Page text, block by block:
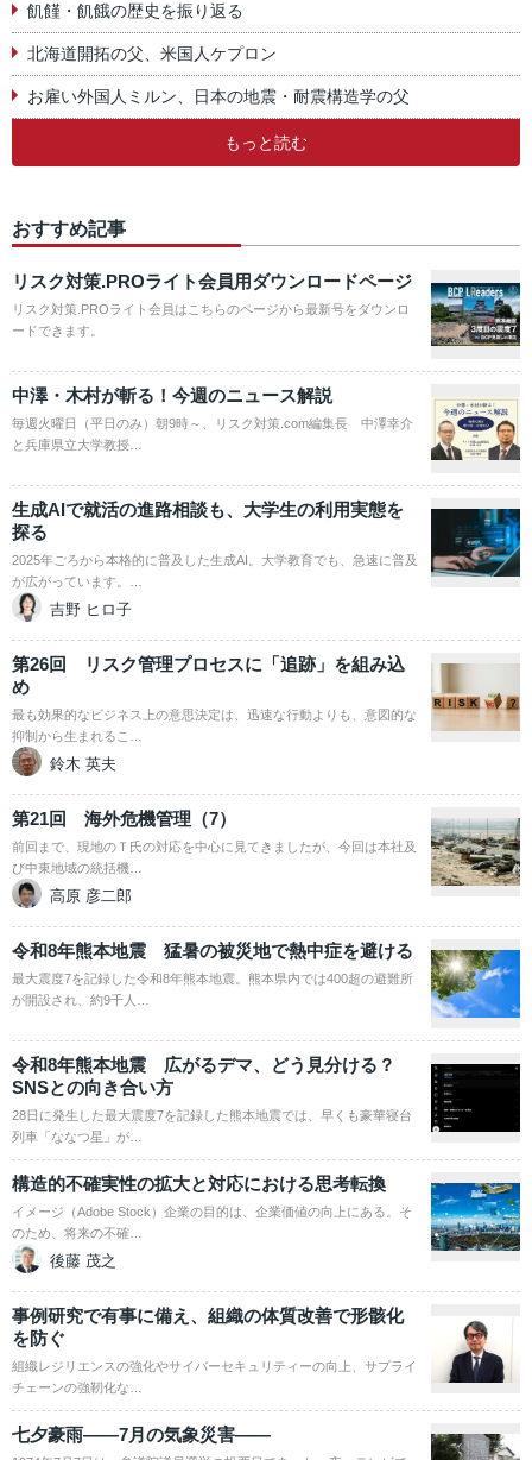
飢饉・飢餓の歴史を振り返る
北海道開拓の父、米国人ケプロン
お雇い外国人ミルン、日本の地震・耐震構造学の父
もっと読む
おすすめ記事
リスク対策.PROライト会員用ダウンロードページ
リスク対策.PROライト会員はこちらのページから最新号をダウンロ
ードできます。
中澤・木村が斬る！今週のニュース解説
毎週火曜日（平日のみ）朝9時～、リスク対策.com編集長 中澤幸介
と兵庫県立大学教授…
生成AIで就活の進路相談も、大学生の利用実態を
探る
2025年ごろから本格的に普及した生成AI。大学教育でも、急速に普及
が広がっています。…
吉野 ヒロ子
第26回 リスク管理プロセスに「追跡」を組み込
め
最も効果的なビジネス上の意思決定は、迅速な行動よりも、意図的な
抑制から生まれるこ…
鈴木 英夫
第21回 海外危機管理（7）
前回まで、現地のＴ氏の対応を中心に見てきましたが、今回は本社及
び中東地域の統括機…
高原 彦二郎
令和8年熊本地震 猛暑の被災地で熱中症を避ける
最大震度7を記録した令和8年熊本地震。熊本県内では400超の避難所
が開設され、約9千人…
令和8年熊本地震 広がるデマ、どう見分ける？
SNSとの向き合い方
28日に発生した最大震度7を記録した熊本地震では、早くも豪華寝台
列車「ななつ星」が…
構造的不確実性の拡大と対応における思考転換
イメージ（Adobe Stock）企業の目的は、企業価値の向上にある。そ
のため、将来の不確…
後藤 茂之
事例研究で有事に備え、組織の体質改善で形骸化
を防ぐ
組織レジリエンスの強化やサイバーセキュリティーの向上、サプライ
チェーンの強靭化な…
七夕豪雨――7月の気象災害――